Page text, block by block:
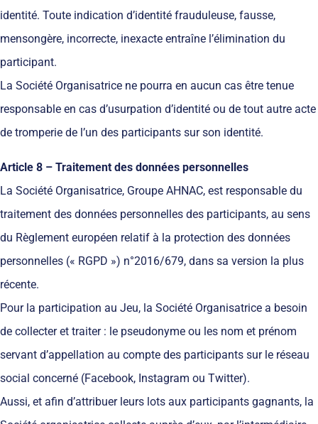
identité. Toute indication d’identité frauduleuse, fausse,
mensongère, incorrecte, inexacte entraîne l’élimination du
participant.
La Société Organisatrice ne pourra en aucun cas être tenue
responsable en cas d’usurpation d’identité ou de tout autre acte
de tromperie de l’un des participants sur son identité.
Article 8 – Traitement des données personnelles
La Société Organisatrice, Groupe AHNAC, est responsable du
traitement des données personnelles des participants, au sens
du Règlement européen relatif à la protection des données
personnelles (« RGPD ») n°2016/679, dans sa version la plus
récente.
Pour la participation au Jeu, la Société Organisatrice a besoin
de collecter et traiter : le pseudonyme ou les nom et prénom
servant d’appellation au compte des participants sur le réseau
social concerné (Facebook, Instagram ou Twitter).
Aussi, et afin d’attribuer leurs lots aux participants gagnants, la